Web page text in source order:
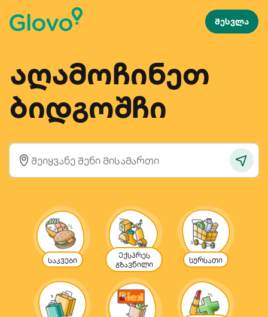
შესვლა
აღამოჩინეთ
ბიდგოშჩი
საკვები
Ექსპრეს
გზავნილი
Სურსათი